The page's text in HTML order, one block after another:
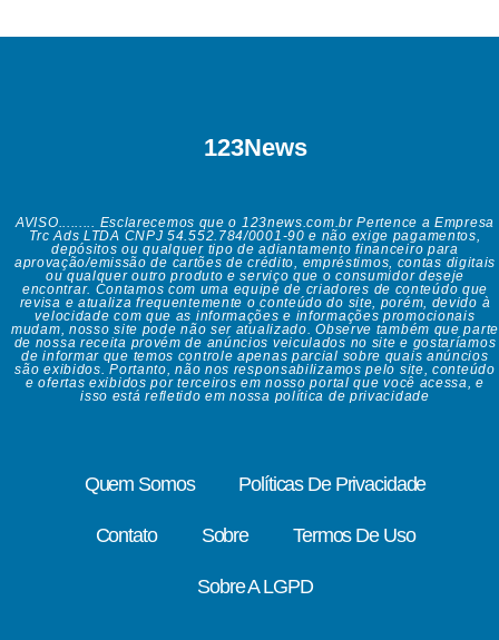
123News
AVISO......... Esclarecemos que o 123news.com.br Pertence a Empresa
Trc Ads LTDA CNPJ 54.552.784/0001-90 e não exige pagamentos,
depósitos ou qualquer tipo de adiantamento financeiro para
aprovação/emissão de cartões de crédito, empréstimos, contas digitais
ou qualquer outro produto e serviço que o consumidor deseje
encontrar. Contamos com uma equipe de criadores de conteúdo que
revisa e atualiza frequentemente o conteúdo do site, porém, devido à
velocidade com que as informações e informações promocionais
mudam, nosso site pode não ser atualizado. Observe também que parte
de nossa receita provém de anúncios veiculados no site e gostaríamos
de informar que temos controle apenas parcial sobre quais anúncios
são exibidos. Portanto, não nos responsabilizamos pelo site, conteúdo
e ofertas exibidos por terceiros em nosso portal que você acessa, e
isso está refletido em nossa política de privacidade
Quem Somos Políticas De Privacidade
Contato Sobre Termos De Uso
Sobre A LGPD